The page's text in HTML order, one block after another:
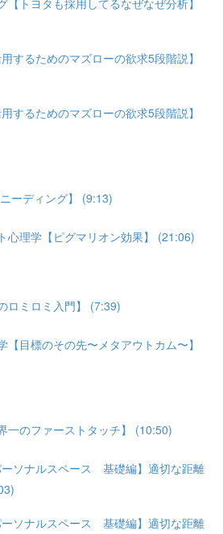
するためのマズローの欲求5段階説】
するためのマズローの欲求5段階説】
ーディング】 (9:13)
心理学【ピグマリオン効果】 (21:06)
ロミロミ入門】 (7:39)
【目標のその先〜メタアウトカム〜】
一のファーストタッチ】 (10:50)
ソナルスペース 基礎編】適切な距離
ソナルスペース 基礎編】適切な距離